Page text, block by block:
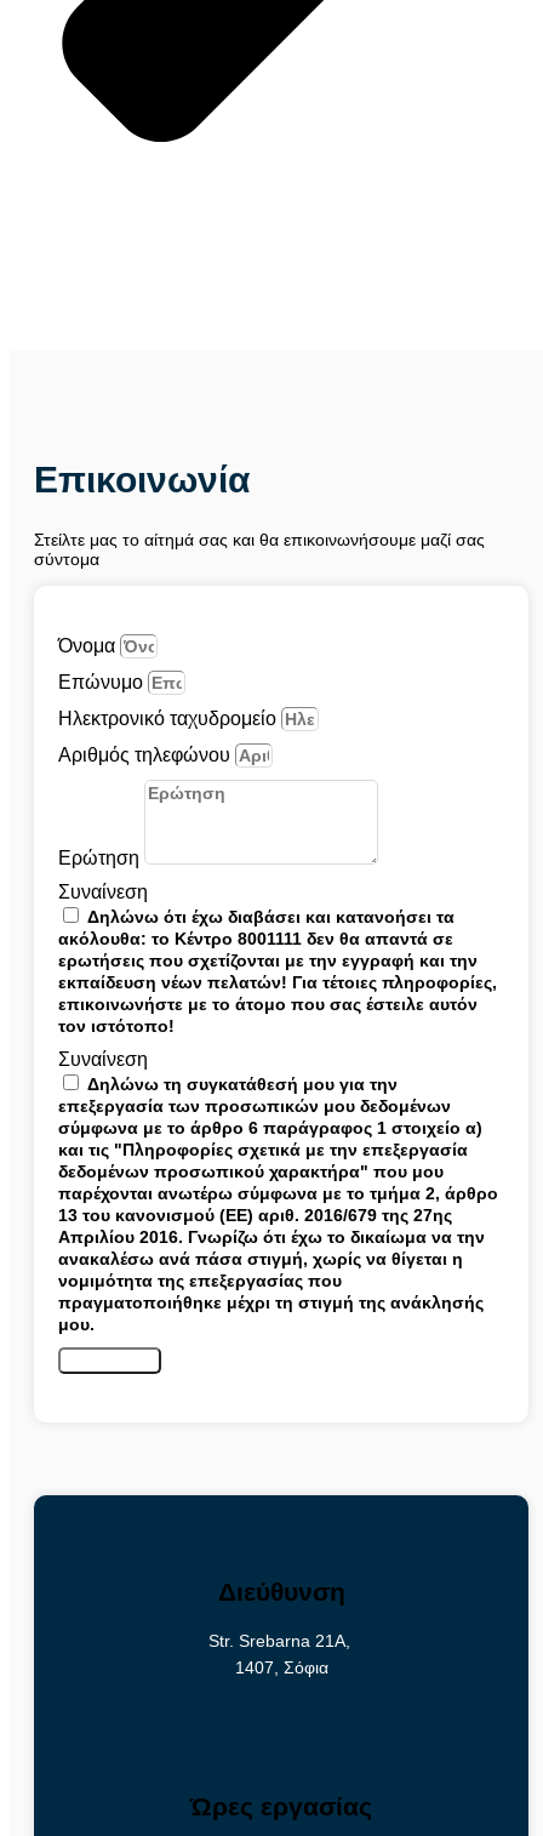
Επικοινωνία
Στείλτε μας το αίτημά σας και θα επικοινωνήσουμε μαζί σας
σύντομα
Όνομα
Επώνυμο
Ηλεκτρονικό ταχυδρομείο
Αριθμός τηλεφώνου
Ερώτηση
Συναίνεση
Δηλώνω ότι έχω διαβάσει και κατανοήσει τα
ακόλουθα: το Κέντρο 8001111 δεν θα απαντά σε
ερωτήσεις που σχετίζονται με την εγγραφή και την
εκπαίδευση νέων πελατών! Για τέτοιες πληροφορίες,
επικοινωνήστε με το άτομο που σας έστειλε αυτόν
τον ιστότοπο!
Συναίνεση
Δηλώνω τη συγκατάθεσή μου για την
επεξεργασία των προσωπικών μου δεδομένων
σύμφωνα με το άρθρο 6 παράγραφος 1 στοιχείο α)
και τις "Πληροφορίες σχετικά με την επεξεργασία
δεδομένων προσωπικού χαρακτήρα" που μου
παρέχονται ανωτέρω σύμφωνα με το τμήμα 2, άρθρο
13 του κανονισμού (ΕΕ) αριθ. 2016/679 της 27ης
Απριλίου 2016. Γνωρίζω ότι έχω το δικαίωμα να την
ανακαλέσω ανά πάσα στιγμή, χωρίς να θίγεται η
νομιμότητα της επεξεργασίας που
πραγματοποιήθηκε μέχρι τη στιγμή της ανάκλησής
μου.
Διεύθυνση
Str. Srebarna 21A,
1407, Σόφια
Ώρες εργασίας